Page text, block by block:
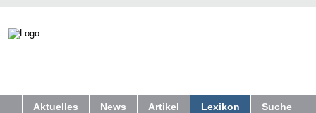
Aktuelles News Artikel Lexikon Suche